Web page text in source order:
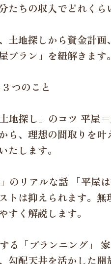
たちの収入でどれくら
土地探しから資金計画
プラン」を紐解きます。
つのこと
地探し」のコツ 平屋
ら、理想の間取りを
たします。
のリアルな話 「平屋
トは抑えられます。
すく解説します。
る「プランニング」
勾配天井を活かした